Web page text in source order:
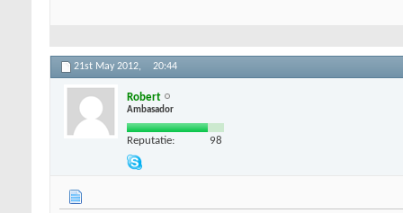
21st May 2012, 20:44
Robert
Ambasador
Reputatie: 98